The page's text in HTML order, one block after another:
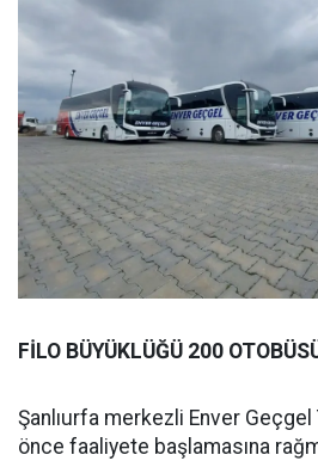
FİLO BÜYÜKLÜĞÜ 200
Şanlıurfa merkezli Enver Geçgel
önce faaliyete başlamasına